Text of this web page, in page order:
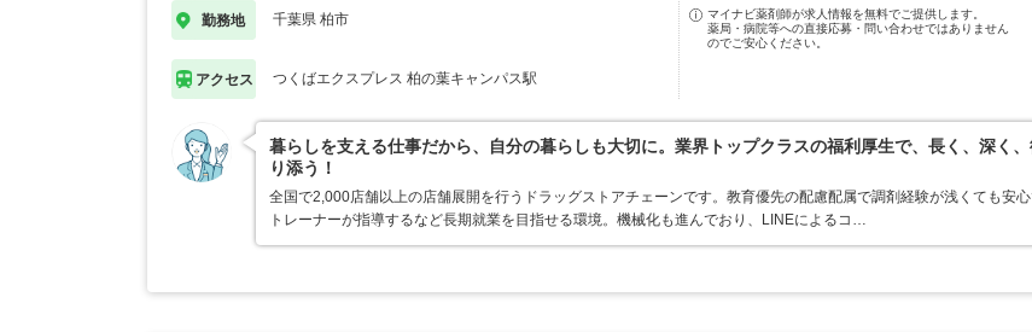
勤務地 千葉県 柏市
アクセス つくばエクスプレス 柏の葉キャンパス駅
マイナビ薬剤師が求人情報を無料でご提供します。
薬局・病院等への直接応募・問い合わせではありません
のでご安心ください。
暮らしを支える仕事だから、自分の暮らしも大切に。業界トップクラスの福利厚生で、長く、深く
り添う！
全国で2,000店舗以上の店舗展開を行うドラッグストアチェーンです。教育優先の配慮配属で調剤経験が浅くても安心
トレーナーが指導するなど長期就業を目指せる環境。機械化も進んでおり、LINEによるコ…